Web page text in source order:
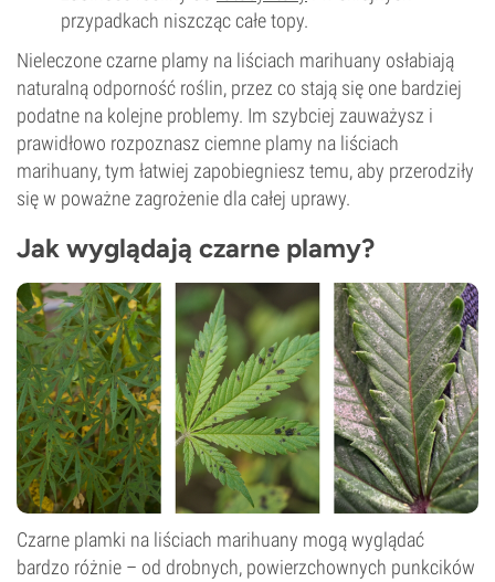
przypadkach niszcząc całe topy.
Nieleczone czarne plamy na liściach marihuany osłabiają
naturalną odporność roślin, przez co stają się one bardziej
podatne na kolejne problemy. Im szybciej zauważysz i
prawidłowo rozpoznasz ciemne plamy na liściach
marihuany, tym łatwiej zapobiegniesz temu, aby przerodziły
się w poważne zagrożenie dla całej uprawy.
Jak wyglądają czarne plamy?
Czarne plamki na liściach marihuany mogą wyglądać
bardzo różnie – od drobnych, powierzchownych punkcików